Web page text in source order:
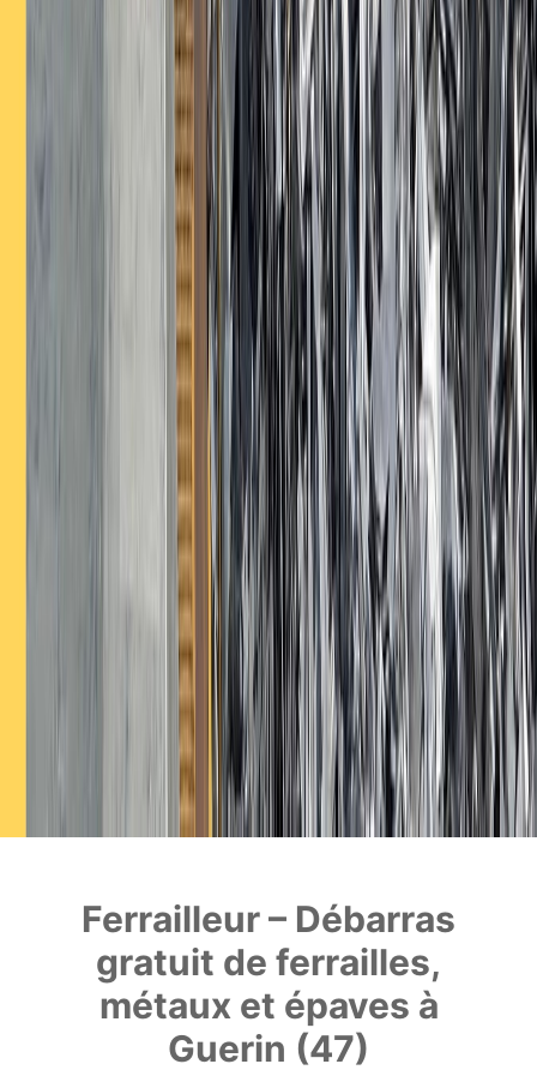
Ferrailleur – Débarras
gratuit de ferrailles,
métaux et épaves à
Guerin (47)